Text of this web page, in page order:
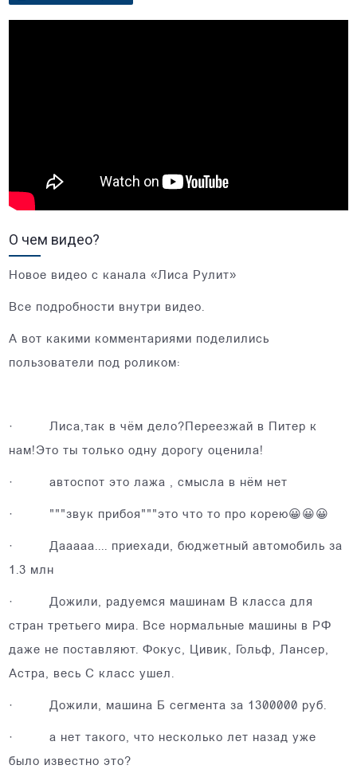
О чем видео?
Новое видео с канала «Лиса Рулит»
Все подробности внутри видео.
А вот какими комментариями поделились
пользователи под роликом:
· Лиса,так в чём дело?Переезжай в Питер к
нам!Это ты только одну дорогу оценила!
·автоспот это лажа , смысла в нём нет
· """звук прибоя"""это что то про корею😀😀😀
·Дааааа.... приехади, бюджетный автомобиль за
1.3 млн
·Дожили, радуемся машинам В класса для
стран третьего мира. Все нормальные машины в РФ
даже не поставляют. Фокус, Цивик, Гольф, Лансер,
Астра, весь С класс ушел.
·Дожили, машина Б сегмента за 1300000 руб.
·а нет такого, что несколько лет назад уже
было известно это?